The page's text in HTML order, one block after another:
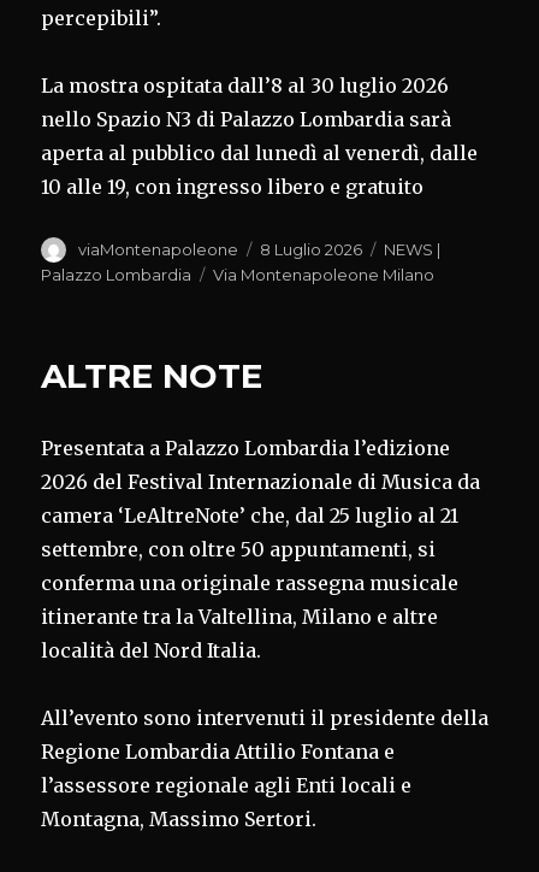
percepibili”.
La mostra ospitata dall’8 al 30 luglio 2026
nello Spazio N3 di Palazzo Lombardia sarà
aperta al pubblico dal lunedì al venerdì, dalle
10 alle 19, con ingresso libero e gratuito
Autore
viaMontenapoleone
Pubblicato
il
8 Luglio 2026 Categorie
NEWS |
Palazzo Lombardia
Tag
Via Montenapoleone Milano
ALTRE NOTE
Presentata a Palazzo Lombardia l’edizione
2026 del Festival Internazionale di Musica da
camera ‘LeAltreNote’ che, dal 25 luglio al 21
settembre, con oltre 50 appuntamenti, si
conferma una originale rassegna musicale
itinerante tra la Valtellina, Milano e altre
località del Nord Italia.
All’evento sono intervenuti il presidente della
Regione Lombardia Attilio Fontana e
l’assessore regionale agli Enti locali e
Montagna, Massimo Sertori.